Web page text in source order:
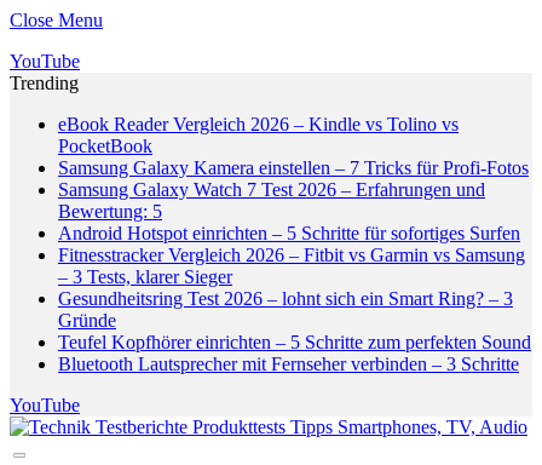
Close Menu
YouTube
Trending
eBook Reader Vergleich 2026 – Kindle vs Tolino vs
PocketBook
Samsung Galaxy Kamera einstellen – 7 Tricks für Profi-Fotos
Samsung Galaxy Watch 7 Test 2026 – Erfahrungen und
Bewertung: 5
Android Hotspot einrichten – 5 Schritte für sofortiges Surfen
Fitnesstracker Vergleich 2026 – Fitbit vs Garmin vs Samsung
– 3 Tests, klarer Sieger
Gesundheitsring Test 2026 – lohnt sich ein Smart Ring? – 3
Gründe
Teufel Kopfhörer einrichten – 5 Schritte zum perfekten Sound
Bluetooth Lautsprecher mit Fernseher verbinden – 3 Schritte
YouTube